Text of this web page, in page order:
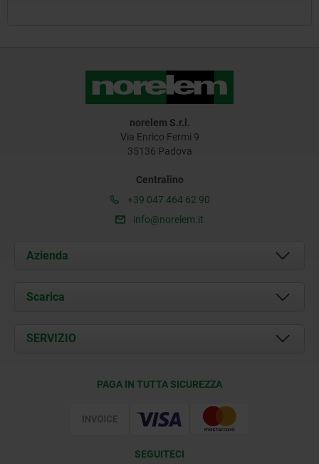
norelem S.r.l.
Via Enrico Fermi 9
35136 Padova
Centralino
+39 047 464 62 90
info@norelem.it
Azienda
Chi siamo
Contatti
Scarica
Documents
SERVIZIO
PAGA IN TUTTA SICUREZZA
SEGUITECI